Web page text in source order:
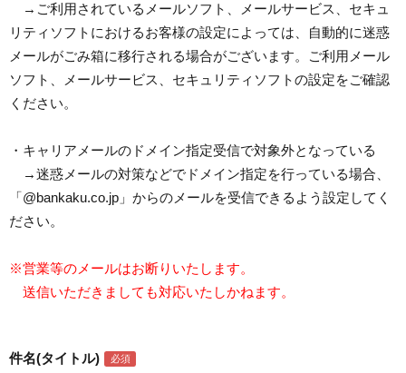
→ご利用されているメールソフト、メールサービス、セキュ
リティソフトにおけるお客様の設定によっては、自動的に迷惑
メールがごみ箱に移行される場合がございます。ご利用メール
ソフト、メールサービス、セキュリティソフトの設定をご確認
ください。
・キャリアメールのドメイン指定受信で対象外となっている
→迷惑メールの対策などでドメイン指定を行っている場合、
「@bankaku.co.jp」からのメールを受信できるよう設定してく
ださい。
※営業等のメールはお断りいたします。
送信いただきましても対応いたしかねます。
件名(タイトル)